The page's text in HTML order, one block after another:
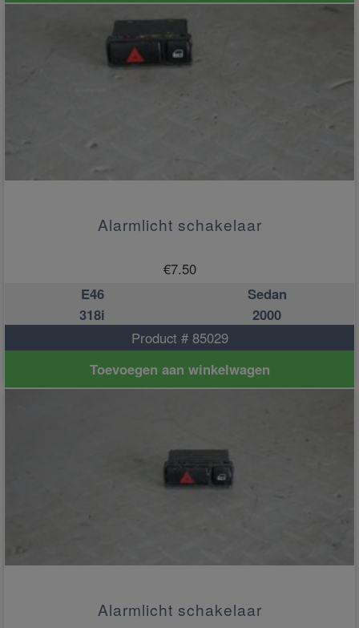
Alarmlicht schakelaar
€7.50
E46
Sedan
318i
2000
Product # 85029
Toevoegen aan winkelwagen
Alarmlicht schakelaar